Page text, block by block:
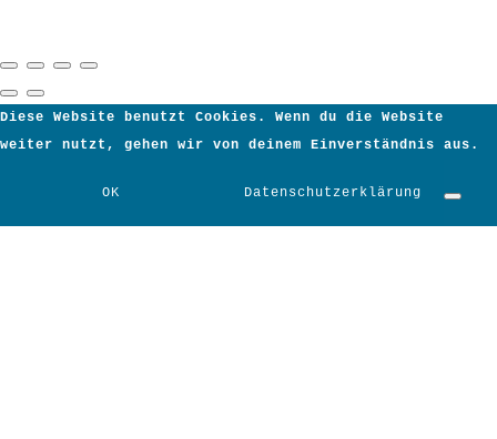
Diese Website benutzt Cookies. Wenn du die Website
weiter nutzt, gehen wir von deinem Einverständnis aus.
OK Datenschutzerklärung